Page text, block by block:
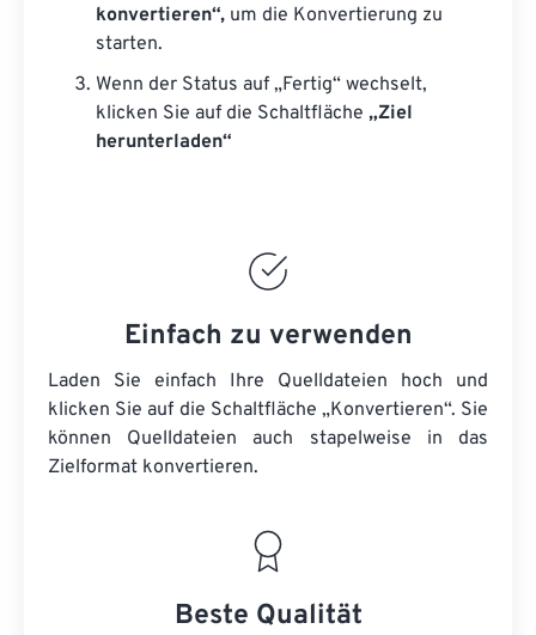
konvertieren“, um die Konvertierung zu
starten.
Wenn der Status auf „Fertig“ wechselt,
klicken Sie auf die Schaltfläche „Ziel
herunterladen“
Einfach zu verwenden
Laden Sie einfach Ihre Quelldateien hoch und
klicken Sie auf die Schaltfläche „Konvertieren“. Sie
können Quelldateien auch stapelweise in das
Zielformat konvertieren.
Beste Qualität